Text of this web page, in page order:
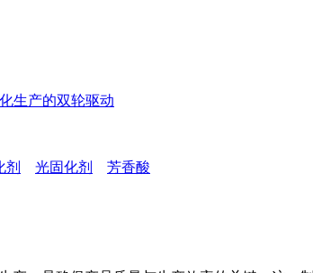
生产的双轮驱动
剂 光固化剂 芳香酸